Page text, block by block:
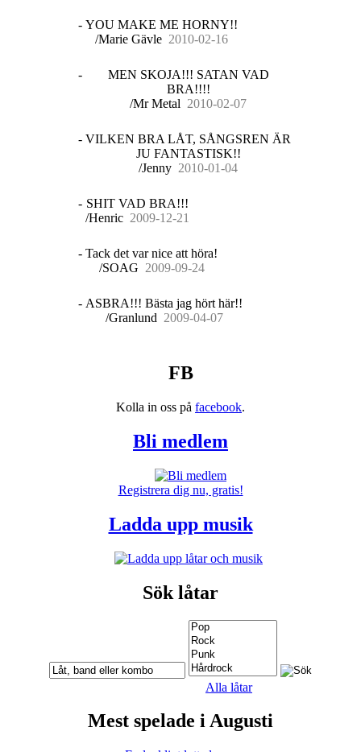
- YOU MAKE ME HORNY!!
/Marie Gävle 2010-02-16
-
MEN SKOJA!!! SATAN VAD
BRA!!!!
/Mr Metal 2010-02-07
- VILKEN BRA LÅT, SÅNGSREN ÄR
JU FANTASTISK!!
/Jenny 2010-01-04
- SHIT VAD BRA!!!
/Henric 2009-12-21
- Tack det var nice att höra!
/SOAG 2009-09-24
- ASBRA!!! Bästa jag hört här!!
/Granlund 2009-04-07
FB
Kolla in oss på facebook.
Bli medlem
Registrera dig nu, gratis!
Ladda upp musik
Sök låtar
Alla låtar
Mest spelade i Augusti